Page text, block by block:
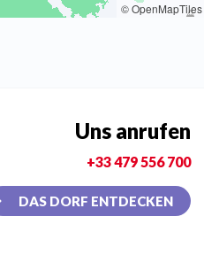
© OpenMapTiles
Uns anrufen
+33 479 556 700
DAS DORF ENTDECKEN